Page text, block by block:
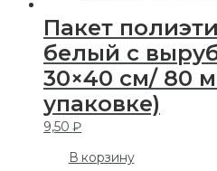
Пакет
белый с
30×40 см/ 80
упаковке)
9,50₽
В корзину